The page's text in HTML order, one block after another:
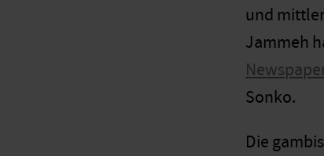
und
Jammeh
Sonko.
Die